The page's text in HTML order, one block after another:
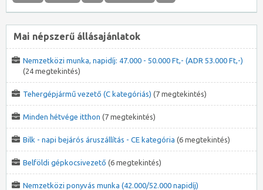
Mai népszerű állásajánlatok
Nemzetközi munka, napidíj: 47.000 - 50.000 Ft,- (ADR 53.000 Ft,-)
(24 megtekintés)
Tehergépjármű vezető (C kategóriás) (7 megtekintés)
Minden hétvége itthon (7 megtekintés)
Bilk - napi bejárós áruszállítás - CE kategória (6 megtekintés)
Belföldi gépkocsivezető (6 megtekintés)
Nemzetközi ponyvás munka (42.000/52.000 napidíj)